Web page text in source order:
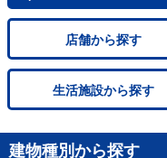
店舗から探す
生活施設から探す
建物種別から探す